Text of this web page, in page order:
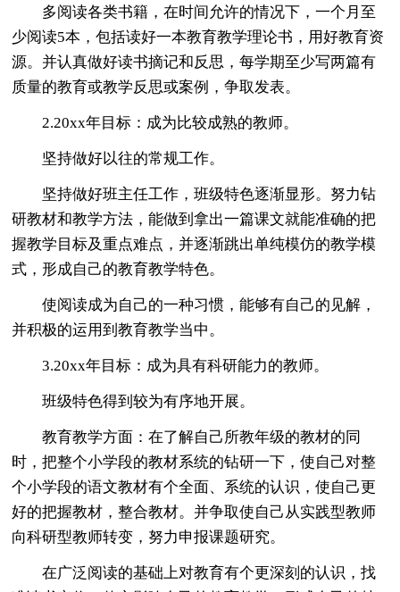
多阅读各类书籍，在时间允许的情况下，一个月至
少阅读5本，包括读好一本教育教学理论书，用好教育资
源。并认真做好读书摘记和反思，每学期至少写两篇有
质量的教育或教学反思或案例，争取发表。
2.20xx年目标：成为比较成熟的教师。
坚持做好以往的常规工作。
坚持做好班主任工作，班级特色逐渐显形。努力钻
研教材和教学方法，能做到拿出一篇课文就能准确的把
握教学目标及重点难点，并逐渐跳出单纯模仿的教学模
式，形成自己的教育教学特色。
使阅读成为自己的一种习惯，能够有自己的见解，
并积极的运用到教育教学当中。
3.20xx年目标：成为具有科研能力的教师。
班级特色得到较为有序地开展。
教育教学方面：在了解自己所教年级的教材的同
时，把整个小学段的教材系统的钻研一下，使自己对整
个小学段的语文教材有个全面、系统的认识，使自己更
好的把握教材，整合教材。并争取使自己从实践型教师
向科研型教师转变，努力申报课题研究。
在广泛阅读的基础上对教育有个更深刻的认识，找